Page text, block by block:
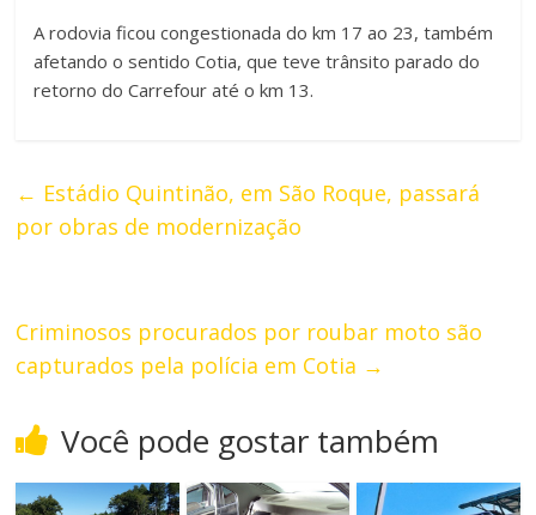
A rodovia ficou congestionada do km 17 ao 23, também
afetando o sentido Cotia, que teve trânsito parado do
retorno do Carrefour até o km 13.
← Estádio Quintinão, em São Roque, passará
por obras de modernização
Criminosos procurados por roubar moto são
capturados pela polícia em Cotia →
Você pode gostar também